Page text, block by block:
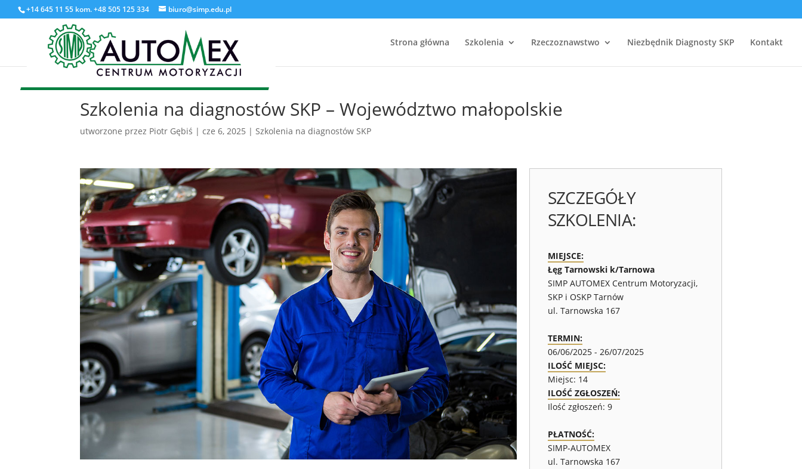
+14 645 11 55 kom. +48 505 125 334 biuro@simp.edu.pl
Strona główna Szkolenia Rzeczoznawstwo Niezbędnik Diagnosty SKP Kontakt
Szkolenia na diagnostów SKP – Województwo małopolskie
utworzone przez Piotr Gębiś |cze 6, 2025 |Szkolenia na diagnostów SKP
SZCZEGÓŁY
SZKOLENIA:
MIEJSCE:
Łęg Tarnowski k/Tarnowa
SIMP AUTOMEX Centrum Motoryzacji,
SKP i OSKP Tarnów
ul. Tarnowska 167
TERMIN:
06/06/2025 - 26/07/2025
ILOŚĆ MIEJSC:
Miejsc: 14
ILOŚĆ ZGŁOSZEŃ:
Ilość zgłoszeń: 9
PŁATNOŚĆ:
SIMP-AUTOMEX
ul. Tarnowska 167